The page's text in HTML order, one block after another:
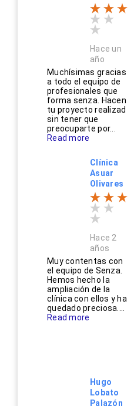
Hace un
año
Muchísimas gracias
a todo el equipo de
profesionales que
forma senza. Hacen
tu proyecto realizad
sin tener que
preocuparte por...
Read more
Clínica
Asuar
Olivares
Hace 2
años
Muy contentas con
el equipo de Senza.
Hemos hecho la
ampliación de la
clínica con ellos y ha
quedado preciosa....
Read more
Hugo
Lobato
Palazón